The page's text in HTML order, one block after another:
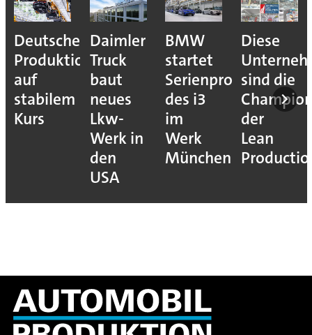
Deutsche
Produktion
auf
stabilem
Kurs
Daimler
Truck
baut
neues
Lkw-
Werk in
den
USA
BMW
startet
Serienproduktion
des i3
im
Werk
München
Diese
sind die
der
Lean